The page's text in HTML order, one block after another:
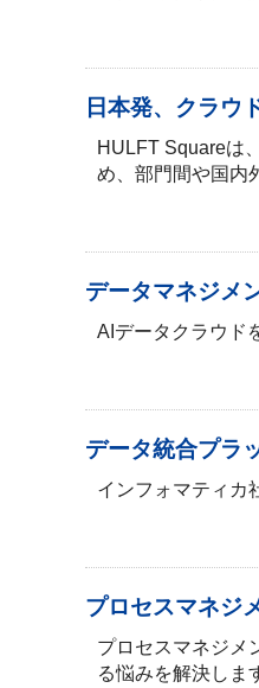
日本発、クラウ
HULFT Squareは
め、部門間や国内
データマネジメ
AIデータクラウド
データ統合プラ
インフォマティカ
プロセスマネジ
プロセスマネジメ
る悩みを解決しま